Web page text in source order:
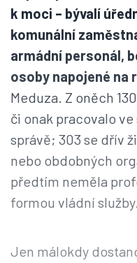
k moci – bývalí
komunální
armádní personál,
osoby napojené na
Meduza. Z oněch
či onak pracovalo
správě; 303 se dřív
nebo obdobných
předtím neměla
formou vládní služby.
Jen málokdy